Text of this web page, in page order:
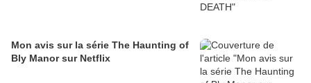
Mon avis sur la série The Haunting of
Bly Manor sur Netflix